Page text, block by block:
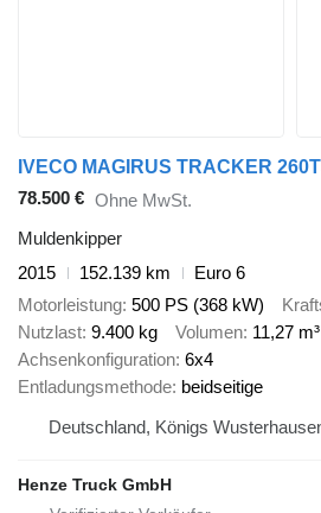
IVECO MAGIRUS TRACKER
78.500 € Ohne MwSt.
Muldenkipper
2015
152.139 km
Euro 6
Motorleistung 500 PS (368 kW)
Nutzlast 9.400 kg Volumen 11,27 m³
Achsenkonfiguration 6x4
Entladungsmethode beidseitige
Deutschland, Königs
Henze Truck GmbH